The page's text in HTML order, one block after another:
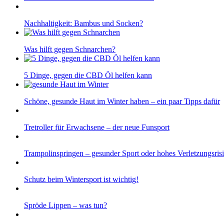
Nachhaltigkeit: Bambus und Socken?
Was hilft gegen Schnarchen?
5 Dinge, gegen die CBD Öl helfen kann
Schöne, gesunde Haut im Winter haben – ein paar Tipps dafür
Tretroller für Erwachsene – der neue Funsport
Trampolinspringen – gesunder Sport oder hohes
Schutz beim Wintersport ist wichtig!
Spröde Lippen – was tun?